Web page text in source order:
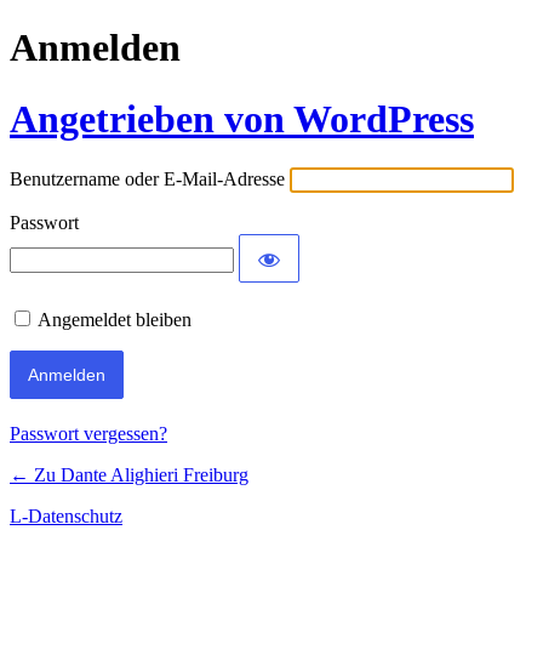
Anmelden
Angetrieben von WordPress
Benutzername oder E-Mail-Adresse
Passwort
Angemeldet bleiben
Passwort vergessen?
← Zu Dante Alighieri Freiburg
L-Datenschutz